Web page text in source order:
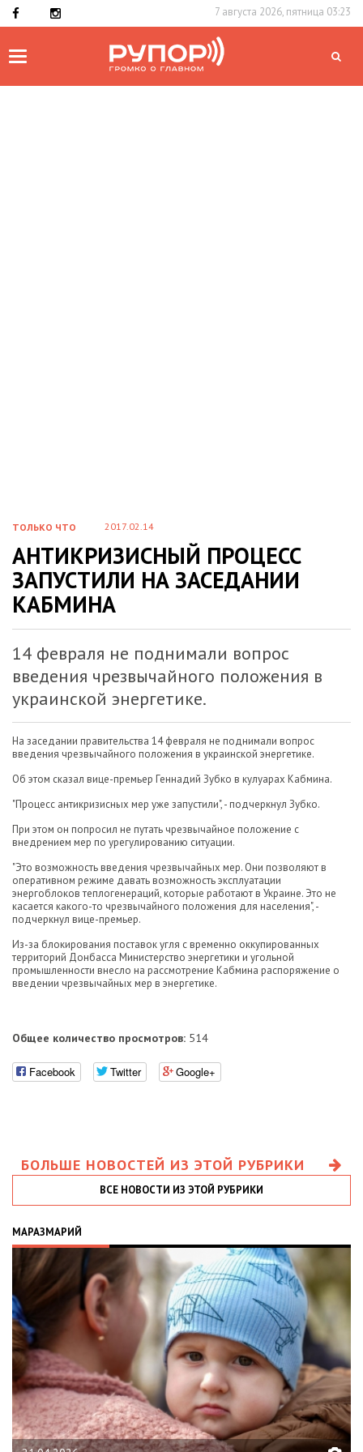
7 августа 2026, пятница 03:23
Toggle
ТОЛЬКО ЧТО 2017.02.14
АНТИКРИЗИСНЫЙ ПРОЦЕСС
ЗАПУСТИЛИ НА ЗАСЕДАНИИ
КАБМИНА
14 февраля не поднимали вопрос
введения чрезвычайного положения в
украинской энергетике.
На заседании правительства 14 февраля не поднимали вопрос
введения чрезвычайного положения в украинской энергетике.
Об этом сказал вице-премьер Геннадий Зубко в кулуарах Кабмина.
"Процесс антикризисных мер уже запустили", - подчеркнул Зубко.
При этом он попросил не путать чрезвычайное положение с
внедрением мер по урегулированию ситуации.
"Это возможность введения чрезвычайных мер. Они позволяют в
оперативном режиме давать возможность эксплуатации
энергоблоков теплогенераций, которые работают в Украине. Это не
касается какого-то чрезвычайного положения для населения", -
подчеркнул вице-премьер.
Из-за блокирования поставок угля с временно оккупированных
территорий Донбасса Министерство энергетики и угольной
промышленности внесло на рассмотрение Кабмина распоряжение о
введении чрезвычайных мер в энергетике.
Общее количество просмотров: 514
Facebook Twitter Google+
БОЛЬШЕ НОВОСТЕЙ ИЗ ЭТОЙ РУБРИКИ
ВСЕ НОВОСТИ ИЗ ЭТОЙ РУБРИКИ
МАРАЗМАРИЙ